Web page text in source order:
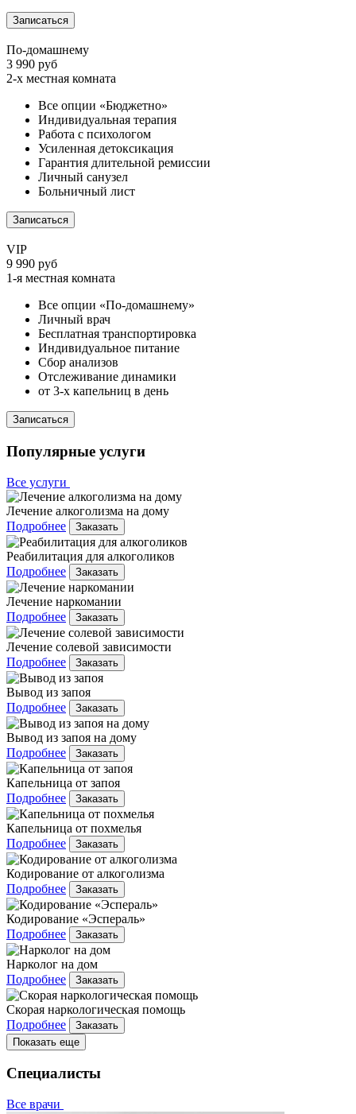
Записаться
По-домашнему
3 990 руб
2-х местная комната
Все опции «Бюджетно»
Индивидуальная терапия
Работа с психологом
Усиленная детоксикация
Гарантия длительной ремиссии
Личный санузел
Больничный лист
Записаться
VIP
9 990 руб
1-я местная комната
Все опции «По-домашнему»
Личный врач
Бесплатная транспортировка
Индивидуальное питание
Сбор анализов
Отслеживание динамики
от 3-х капельниц в день
Записаться
Популярные услуги
Все услуги
Лечение алкоголизма на дому
Подробнее
Заказать
Реабилитация для алкоголиков
Подробнее
Заказать
Лечение наркомании
Подробнее
Заказать
Лечение солевой зависимости
Подробнее
Заказать
Вывод из запоя
Подробнее
Заказать
Вывод из запоя на дому
Подробнее
Заказать
Капельница от запоя
Подробнее
Заказать
Капельница от похмелья
Подробнее
Заказать
Кодирование от алкоголизма
Подробнее
Заказать
Кодирование «Эспераль»
Подробнее
Заказать
Нарколог на дом
Подробнее
Заказать
Скорая наркологическая помощь
Подробнее
Заказать
Показать еще
Специалисты
Все врачи